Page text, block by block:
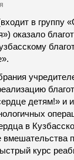
в группу
оказало
детям!» и
в
курс